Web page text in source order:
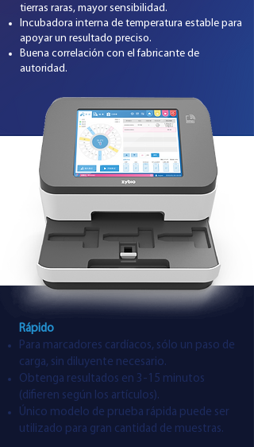
Rápido
Para marcadores cardíacos, sólo un paso de
carga, sin diluyente necesario.
Obtenga resultados en 3-15 minutos
(difieren según los artículos).
Único modelo de prueba rápida puede ser
utilizado para gran cantidad de muestras.
tierras raras, mayor sensibilidad.
Incubadora interna de temperatura estable para
apoyar un resultado preciso.
Buena correlación con el fabricante de
autoridad.